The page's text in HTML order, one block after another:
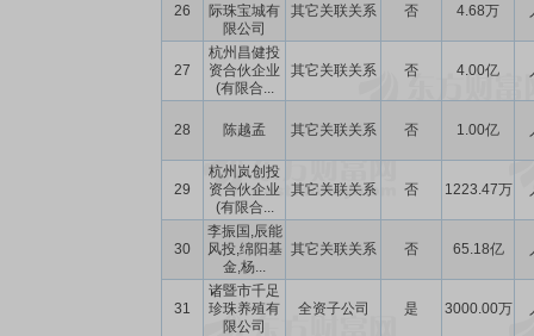
26
际珠宝城有
限公司
其它关联关系 否 4.68万
27
杭州昌健投
资合伙企业
(有限合...
其它关联关系 否 4.00亿
28 陈越孟 其它关联关系 否 1.00亿
29
杭州岚创投
资合伙企业
(有限合...
其它关联关系 否 1223.47万
30
李振国,辰能
风投,绵阳基
金,杨...
其它关联关系 否 65.18亿
31
诸暨市千足
珍珠养殖有
限公司
全资子公司 是 3000.00万